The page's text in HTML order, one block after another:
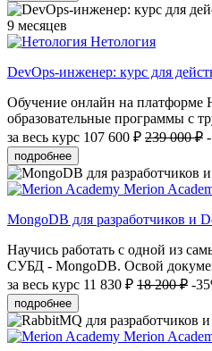
9 месяцев
Нетология
DevOps-инженер: курс для
Обучение онлайн на платформе
образовательные программы с
за весь курс 107 600 ₽ 239 000 ₽
подробнее
Merion
MongoDB для разработчиков и
Научись работать с одной из
СУБД - MongoDB. Освой
за весь курс 11 830 ₽ 18 200 ₽ -
подробнее
Merion